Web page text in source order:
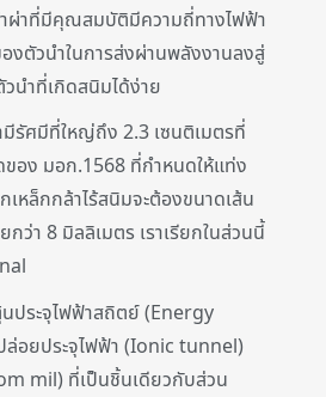
ผ่าที่มีคุณสมบัติมีความถี่ทางไฟฟ้า
งตัวนำในการส่งผ่านพลังงานลงสู่
นำที่เกิดสนิมได้ง่าย
รัศมีที่ใหญ่ถึง 2.3 เซนติเมตรที่
ของ มอก.1568 ที่กำหนดให้แท่ง
หล็กกล้าไร้สนิมจะต้องขนาดเส้น
ว่า 8 มิลลิเมตร เราเรียกในส่วนนี้
ประจุไฟฟ้าสถิตย์ (Energy
อยประจุไฟฟ้า (Ionic tunnel)
mil) ที่เป็นชิ้นเดียวกับส่วน